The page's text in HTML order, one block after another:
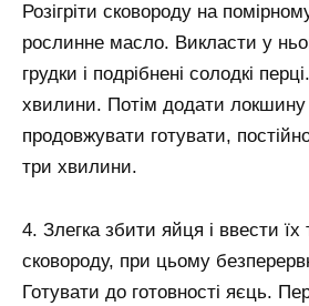
Розігріти сковороду на
рослинне масло. Викласти у
грудки і подрібнені солодкі
хвилини. Потім додати локшину
продовжувати готувати,
три хвилини.
4. Злегка збити яйця і ввести
сковороду, при цьому
Готувати до готовності яєць.